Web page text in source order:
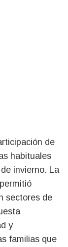
de
habituales
invierno. La
sectores de
y
familias que